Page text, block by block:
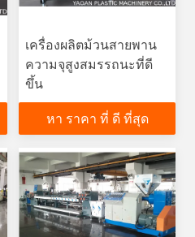
เครื่องผลิตม้วนสายพาน
ความจุสูงสมรรถนะที่ดี
ขึ้น
หา ราคา ที่ ดี ที่สุด